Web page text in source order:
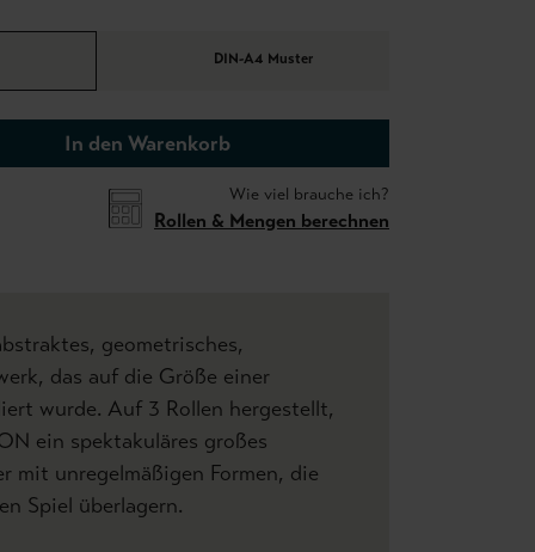
DIN-A4 Muster
In den Warenkorb
Wie viel brauche ich?
Rollen & Mengen berechnen
geometrisches,
das auf die Größe einer
wurde. Auf 3 Rollen hergestellt,
ein spektakuläres großes
mit unregelmäßigen Formen, die
Spiel überlagern.